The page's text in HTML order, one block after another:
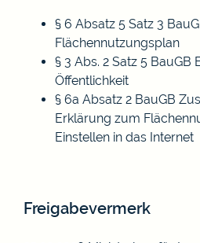
§ 6 Absatz 5 Satz 3
Flächennutzungsplan
§ 3 Abs. 2 Satz 5 BauGB
Öffentlichkeit
§ 6a Absatz 2 BauGB
Erklärung zum
Einstellen in das Internet
Freigabevermerk